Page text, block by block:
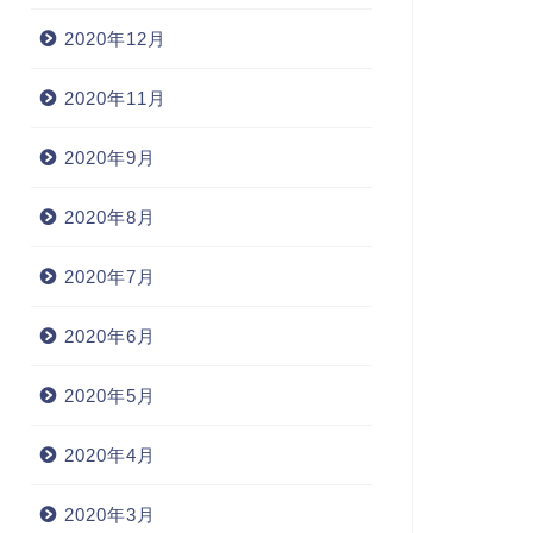
2020年12月
2020年11月
2020年9月
2020年8月
2020年7月
2020年6月
2020年5月
2020年4月
2020年3月